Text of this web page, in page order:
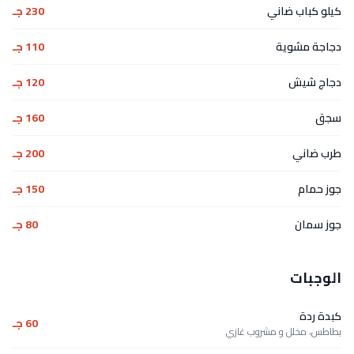
كيلو كباب ضاني
230 جـ
دجاجة مشوية
110 جـ
دجاج شيش
120 جـ
سجق
160 جـ
طرب ضاني
200 جـ
جوز حمام
150 جـ
جوز سمان
80 جـ
الوجبات
كبدة ردة
بطاطس، مخلل و مشروب غازي 60 جـ